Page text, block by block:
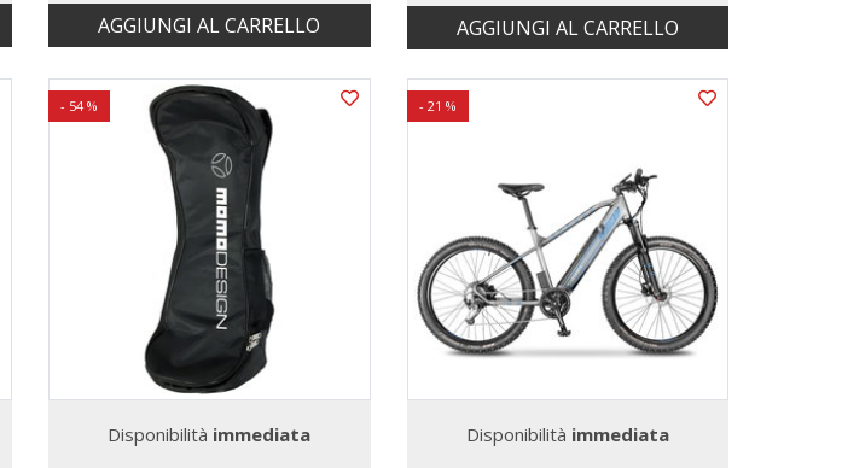
AGGIUNGI AL CARRELLO AGGIUNGI AL CARRELLO
- 54 %
Disponibilità immediata
- 21 %
Disponibilità immediata